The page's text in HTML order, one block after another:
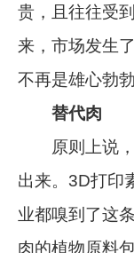
贵，且往往受
来，市场发生
不再是雄心勃
替代肉
原则上说，
出来。3D打印
业都嗅到了这
肉的植物原料